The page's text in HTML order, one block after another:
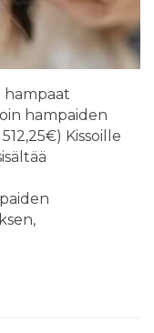
hampaat
hampaiden
Kissoille